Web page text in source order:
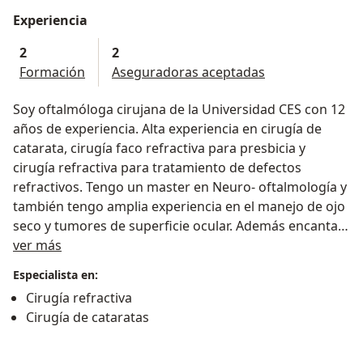
Experiencia
2
Formación
2
Aseguradoras aceptadas
Soy oftalmóloga cirujana de la Universidad CES con 12
años de experiencia. Alta experiencia en cirugía de
catarata, cirugía faco refractiva para presbicia y
cirugía refractiva para tratamiento de defectos
refractivos. Tengo un master en Neuro- oftalmología y
también tengo amplia experiencia en el manejo de ojo
seco y tumores de superficie ocular. Además encantan
los niños. Tengo formación y experiencia en manejo y
amigable para ellos, dotado con la última tecnología
en oftalmología. ¡Soy la oftalmóloga de la familia!
Desempeño mi práctica privada en el consultorio 1316
ver más
Especialista en:
Cirugía refractiva
Cirugía de cataratas